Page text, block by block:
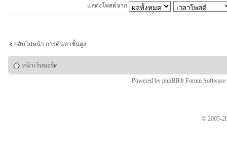
แสดงโพสต์จาก
กลับไปหน้า การค้นหาชั้นสูง
หน้าเว็บบอร์ด
Powered by phpBB® Forum
© 2005-